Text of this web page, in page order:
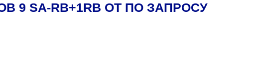
9 SA-RB+1RB ОТ ПО ЗАПРОСУ